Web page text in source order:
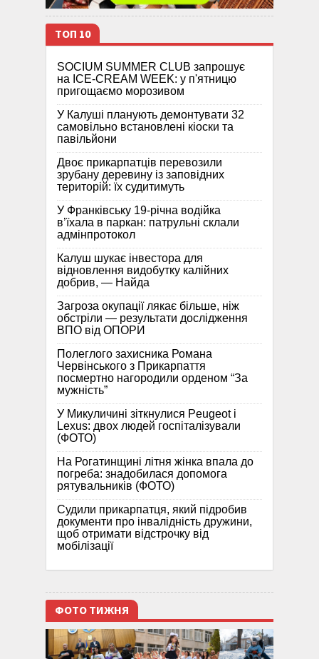
ТОП 10
SOCIUM SUMMER CLUB запрошує
на ICE-CREAM WEEK: у п'ятницю
пригощаємо морозивом
У Калуші планують демонтувати 32
самовільно встановлені кіоски та
павільйони
Двоє прикарпатців перевозили
зрубану деревину із заповідних
територій: їх судитимуть
У Франківську 19-річна водійка
в’їхала в паркан: патрульні склали
адмінпротокол
Калуш шукає інвестора для
відновлення видобутку калійних
добрив, — Найда
Загроза окупації лякає більше, ніж
обстріли — результати дослідження
ВПО від ОПОРИ
Полеглого захисника Романа
Червінського з Прикарпаття
посмертно нагородили орденом “За
мужність”
У Микуличині зіткнулися Peugeot і
Lexus: двох людей госпіталізували
(ФОТО)
На Рогатинщині літня жінка впала до
погреба: знадобилася допомога
рятувальників (ФОТО)
Судили прикарпатця, який підробив
документи про інвалідність дружини,
щоб отримати відстрочку від
мобілізації
ФОТО ТИЖНЯ